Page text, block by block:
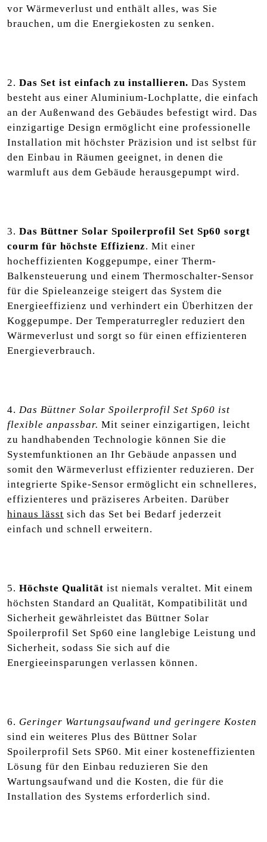
vor Wärmeverlust und enthält alles, was Sie
brauchen, um die Energiekosten zu senken.
2. Das Set ist einfach zu installieren. Das System
besteht aus einer Aluminium-Lochplatte, die einfach
an der Außenwand des Gebäudes befestigt wird. Das
einzigartige Design ermöglicht eine professionelle
Installation mit höchster Präzision und ist selbst für
den Einbau in Räumen geeignet, in denen die
warmluft aus dem Gebäude herausgepumpt wird.
3. Das Büttner Solar Spoilerprofil Set Sp60 sorgt
courm für höchste Effizienz. Mit einer
hocheffizienten Koggepumpe, einer Therm-
Balkensteuerung und einem Thermoschalter-Sensor
für die Spieleanzeige steigert das System die
Energieeffizienz und verhindert ein Überhitzen der
Koggepumpe. Der Temperaturregler reduziert den
Wärmeverlust und sorgt so für einen effizienteren
Energieverbrauch.
4. Das Büttner Solar Spoilerprofil Set Sp60 ist
flexible anpassbar. Mit seiner einzigartigen, leicht
zu handhabenden Technologie können Sie die
Systemfunktionen an Ihr Gebäude anpassen und
somit den Wärmeverlust effizienter reduzieren. Der
integrierte Spike-Sensor ermöglicht ein schnelleres,
effizienteres und präziseres Arbeiten. Darüber
hinaus lässt sich das Set bei Bedarf jederzeit
einfach und schnell erweitern.
5. Höchste Qualität ist niemals veraltet. Mit einem
höchsten Standard an Qualität, Kompatibilität und
Sicherheit gewährleistet das Büttner Solar
Spoilerprofil Set Sp60 eine langlebige Leistung und
Sicherheit, sodass Sie sich auf die
Energieeinsparungen verlassen können.
6. Geringer Wartungsaufwand und geringere Kosten
sind ein weiteres Plus des Büttner Solar
Spoilerprofil Sets SP60. Mit einer kosteneffizienten
Lösung für den Einbau reduzieren Sie den
Wartungsaufwand und die Kosten, die für die
Installation des Systems erforderlich sind.